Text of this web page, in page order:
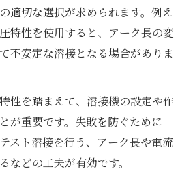
適切な選択が求められます。例え
特性を使用すると、アーク長の変
不安定な溶接となる場合がありま
性を踏まえて、溶接機の設定や作
が重要です。失敗を防ぐために
スト溶接を行う、アーク長や電流
などの工夫が有効です。